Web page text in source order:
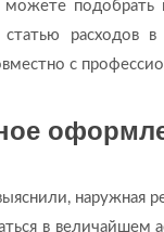
подобрать
статью расходов
с
наружная
в величайшем